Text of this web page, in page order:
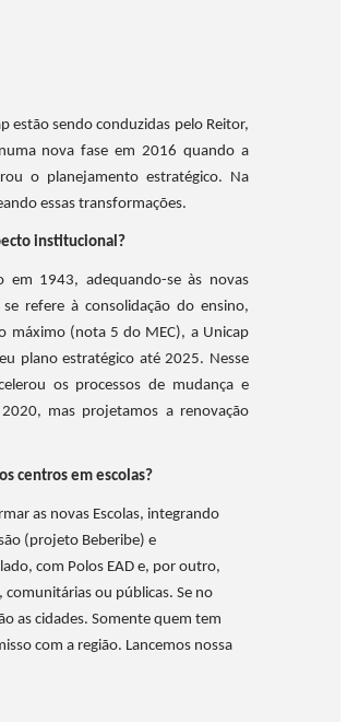
estão sendo conduzidas pelo Reitor,
nova fase em 2016 quando a
o planejamento estratégico. Na
essas transformações.
institucional?
em 1943, adequando-se às novas
refere à consolidação do ensino,
máximo (nota 5 do MEC), a Unicap
plano estratégico até 2025. Nesse
os processos de mudança e
mas projetamos a renovação
centros em escolas?
as novas Escolas, integrando
(projeto Beberibe) e
com Polos EAD e, por outro,
ou públicas. Se no
as cidades. Somente quem tem
com a região. Lancemos nossa